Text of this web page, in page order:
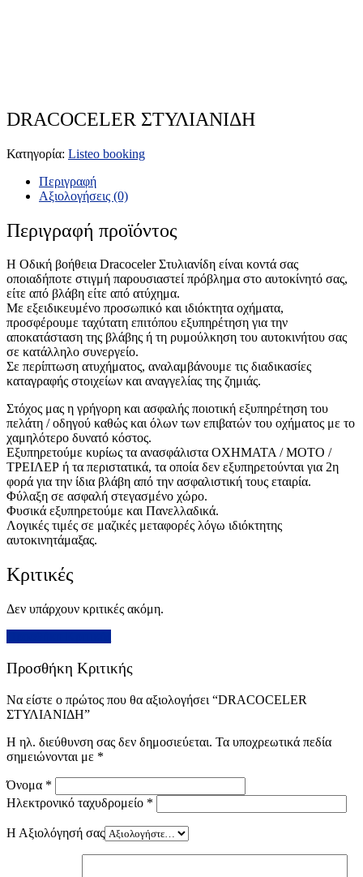
DRACOCELER ΣΤΥΛΙΑΝΙΔΗ
Κατηγορία: Listeo booking
Περιγραφή
Αξιολογήσεις (0)
Περιγραφή προϊόντος
Η Οδική βοήθεια Dracoceler Στυλιανίδη είναι κοντά σας
οποιαδήποτε στιγμή παρουσιαστεί πρόβλημα στο αυτοκίνητό σας,
είτε από βλάβη είτε από ατύχημα.
Με εξειδικευμένο προσωπικό και ιδιόκτητα οχήματα,
προσφέρουμε ταχύτατη επιτόπου εξυπηρέτηση για την
αποκατάσταση της βλάβης ή τη ρυμούλκηση του αυτοκινήτου σας
σε κατάλληλο συνεργείο.
Σε περίπτωση ατυχήματος, αναλαμβάνουμε τις διαδικασίες
καταγραφής στοιχείων και αναγγελίας της ζημιάς.
Στόχος μας η γρήγορη και ασφαλής ποιοτική εξυπηρέτηση του
πελάτη / οδηγού καθώς και όλων των επιβατών του οχήματος με το
χαμηλότερο δυνατό κόστος.
Εξυπηρετούμε κυρίως τα ανασφάλιστα ΟΧΗΜΑΤΑ / ΜΟΤΟ /
ΤΡΕΙΛΕΡ ή τα περιστατικά, τα οποία δεν εξυπηρετούνται για 2η
φορά για την ίδια βλάβη από την ασφαλιστική τους εταιρία.
Φύλαξη σε ασφαλή στεγασμένο χώρο.
Φυσικά εξυπηρετούμε και Πανελλαδικά.
Λογικές τιμές σε μαζικές μεταφορές λόγω ιδιόκτητης
αυτοκινητάμαξας.
Κριτικές
Δεν υπάρχουν κριτικές ακόμη.
Προσθήκη Κριτικής
Να είστε ο πρώτος που θα αξιολογήσει “DRACOCELER
ΣΤΥΛΙΑΝΙΔΗ”
Η ηλ. διεύθυνση σας δεν δημοσιεύεται. Τα υποχρεωτικά πεδία
σημειώνονται με *
Όνομα *
Ηλεκτρονικό ταχυδρομείο *
Η Αξιολόγησή σας